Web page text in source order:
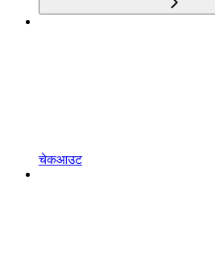
चेकआउट